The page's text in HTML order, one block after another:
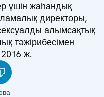
үшін жаһандық
директоры,
алымсақтық
тәжірибесімен
ж.